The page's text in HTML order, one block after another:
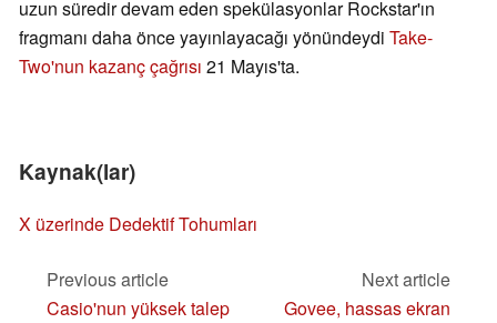
uzun süredir devam eden spekülasyonlar Rockstar'ın
fragmanı daha önce yayınlayacağı yönündeydi Take-
Two'nun kazanç çağrısı 21 Mayıs'ta.
Kaynak(lar)
X üzerinde Dedektif Tohumları
Previous article
Casio'nun yüksek talep
Next article
Govee, hassas ekran